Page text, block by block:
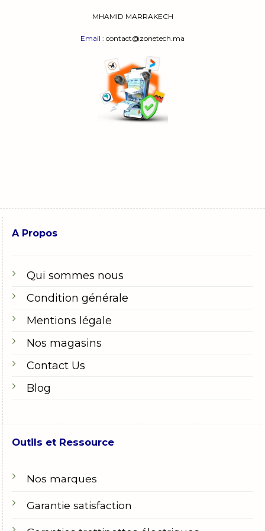
MHAMID MARRAKECH
Email : contact@zonetech.ma
A Propos
Qui sommes nous
Condition générale
Mentions légale
Nos magasins
Contact Us
Blog
Outils et Ressource
Nos marques
Garantie satisfaction